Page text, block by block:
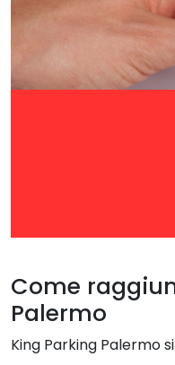
Come
Palermo
King Parking Palermo